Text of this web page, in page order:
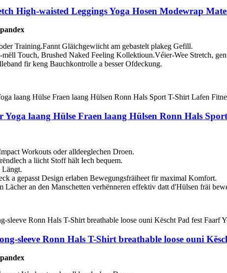
High-waisted Leggings Yoga Hosen Modewrap
Training.Fannt Gläichgewiicht am gebastelt plakeg Gefill.
Touch, Brushed Naked Feeling Kollektioun.Véier-Wee Stretch,
fir keng Bauchkontrolle a besser Ofdeckung.
Yoga laang Hülse Fraen laang Hülsen Ronn Hals
Workouts oder alldeeglechen Droen.
a liicht Stoff hält Iech bequem.
a gepasst Design erlaben Bewegungsfräiheet fir maximal Komfort.
Lächer an den Manschetten verhënneren effektiv datt d'Hülsen fräi
sleeve Ronn Hals T-Shirt breathable loose ouni